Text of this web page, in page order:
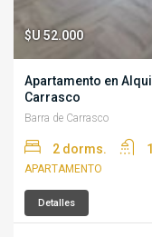
$U 52.000
Apartamento en
Carrasco
Barra de Carrasco
2 dorms. 1
APARTAMENTO
Detalles